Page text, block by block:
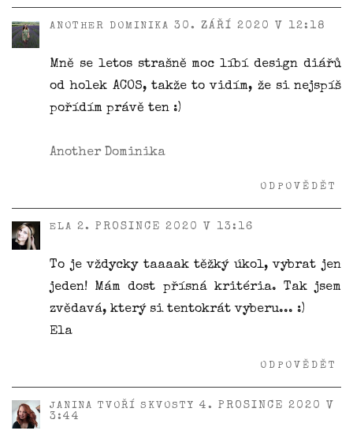
ANOTHER DOMINIKA 30. ZÁŘÍ 2020 V 12:18
Mně se letos strašně moc líbí design diářů
od holek ACOS, takže to vidím, že si nejspíš
pořídím právě ten :)
Another Dominika
ODPOVĚDĚT
ELA 2. PROSINCE 2020 V 13:16
To je vždycky taaaak těžký úkol, vybrat jen
jeden! Mám dost přísná kritéria. Tak jsem
zvědavá, který si tentokrát vyberu... :)
Ela
ODPOVĚDĚT
JANINA TVOŘÍ SKVOSTY
4. PROSINCE 2020 V
3:44